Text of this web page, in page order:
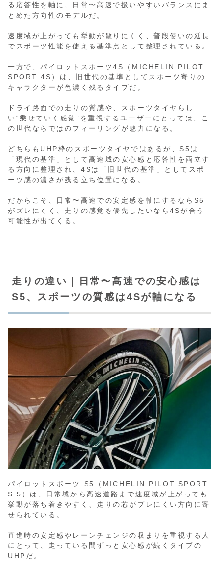
る応答性を軸に、日常〜高速で扱いやすいバランスにま
とめた方向性のモデルだ。
速度域が上がっても挙動が散りにくく、普段使いの延長
でスポーツ性能を使える基準点として整理されている。
一方で、パイロットスポーツ4S（MICHELIN PILOT
SPORT 4S）は、旧世代の基準としてスポーツ寄りの
キャラクターが色濃く残るタイプだ。
ドライ路面での走りの質感や、スポーツタイヤらし
い“乗せていく感覚”を重視するユーザーにとっては、こ
の世代ならではのフィーリングが魅力になる。
どちらもUHP枠のスポーツタイヤではあるが、S5は
「現代の基準」として高速域の安心感と応答性を両立す
る方向に整理され、4Sは「旧世代の基準」としてスポ
ーツ感の濃さが残る立ち位置になる。
だからこそ、日常〜高速での安定感を軸にするならS5
がズレにくく、走りの感覚を優先したいなら4Sが合う
可能性が出てくる。
走りの違い｜日常〜高速での安心感は
S5、スポーツの質感は4Sが軸になる
パイロットスポーツ S5（MICHELIN PILOT SPORT
S 5）は、日常域から高速道路まで速度域が上がっても
挙動が落ち着きやすく、走りの芯がブレにくい方向に寄
せられている。
直進時の安定感やレーンチェンジの収まりを重視する人
にとって、走っている間ずっと安心感が続くタイプの
UHPだ。